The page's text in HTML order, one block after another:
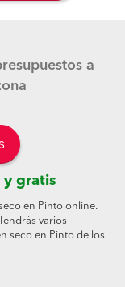
a
y gratis
en Pinto online.
varios
seco en Pinto de los